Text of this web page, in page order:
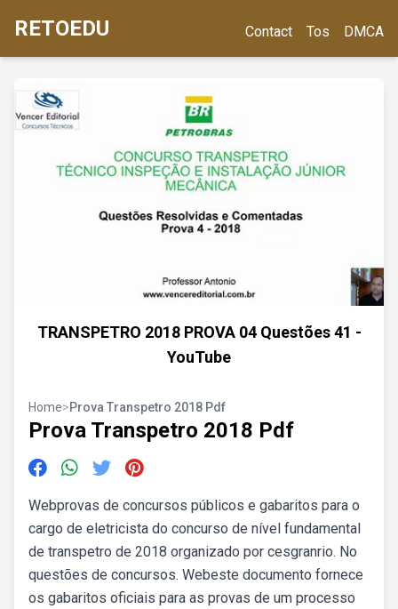
RETOEDU Contact Tos DMCA
TRANSPETRO 2018 PROVA 04 Questões 41 -
YouTube
Home>Prova Transpetro 2018 Pdf
Prova Transpetro 2018 Pdf
Webprovas de concursos públicos e gabaritos para o
cargo de eletricista do concurso de nível fundamental
de transpetro de 2018 organizado por cesgranrio. No
questões de concursos. Webeste documento fornece
os gabaritos oficiais para as provas de um processo